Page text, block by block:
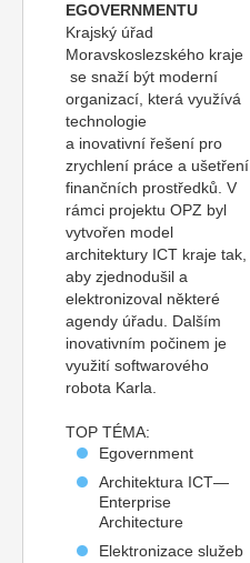
EGOVERNMENTU
Krajský úřad
Moravskoslezského kraje
se snaží být moderní
organizací, která využívá
technologie
a inovativní řešení pro
zrychlení práce a ušetření
finančních prostředků. V
rámci projektu OPZ byl
vytvořen model
architektury ICT kraje tak,
aby zjednodušil a
elektronizoval některé
agendy úřadu. Dalším
inovativním počinem je
využití softwarového
robota Karla.
TOP TÉMA:
Egovernment
Architektura ICT—
Enterprise
Architecture
Elektronizace služeb